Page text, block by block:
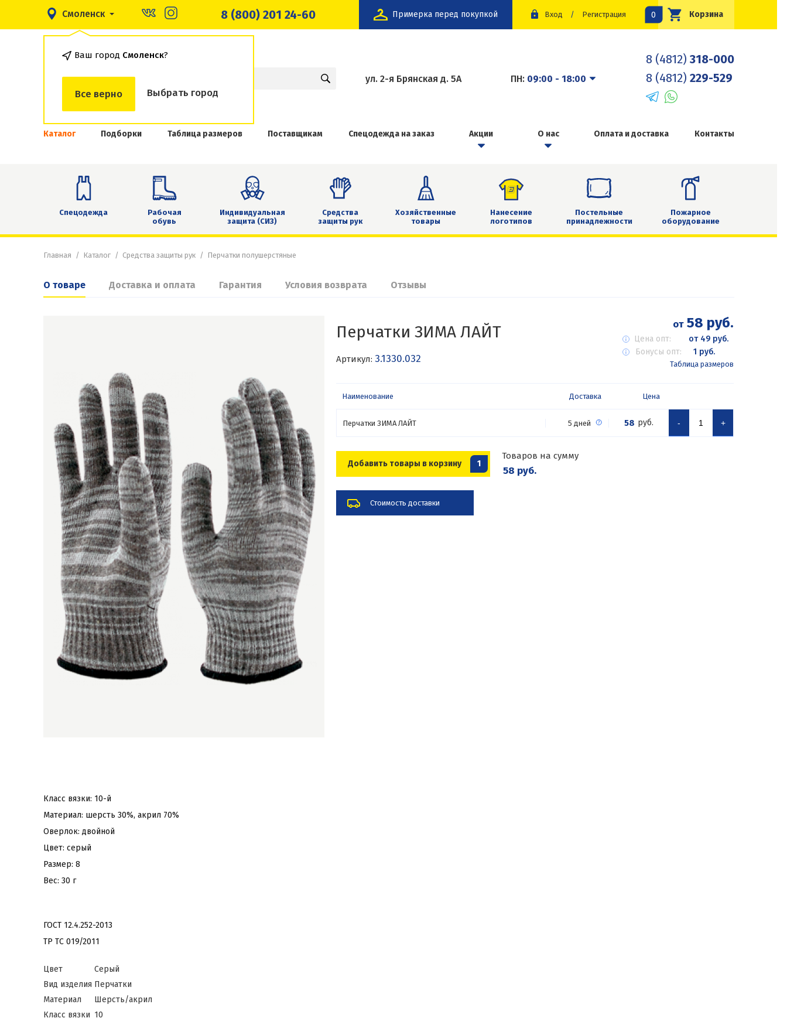
Смоленск
Ваш город Смоленск?
Все верно Выбрать город
8 (800) 201 24-60 Примерка перед покупкой Вход / Регистрация Корзина
0
ул. 2-я Брянская д. 5А ПН: 09:00 - 18:00
8 (4812) 318-000
8 (4812) 229-529
Каталог Подборки Таблица размеров Поставщикам Спецодежда на заказ Акции О нас Оплата и доставка Контакты
Спецодежда
Рабочая
обувь
Индивидуальная
защита (СИЗ)
Средства
защиты рук
Хозяйственные
товары
Нанесение
логотипов
Постельные
принадлежности
Пожарное
оборудование
Главная Каталог Средства защиты рук Перчатки полушерстяные
О товаре Доставка и оплата Гарантия Условия возврата Отзывы
Перчатки ЗИМА ЛАЙТ
Артикул: 3.1330.032
от58 руб.
Цена опт:
от 49 руб.
Бонусы опт:
1 руб.
Таблица размеров
Наименование Доставка Цена
Перчатки ЗИМА ЛАЙТ 5 дней 58 руб. - +
Добавить товары в корзину 1
Товаров на сумму
58 руб.
Стоимость доставки
Класс вязки: 10-й
Материал: шерсть 30%, акрил 70%
Оверлок: двойной
Цвет: серый
Размер: 8
Вес: 30 г
ГОСТ 12.4.252-2013
ТР ТС 019/2011
Цвет
Серый
Вид изделия Перчатки
Материал
Шерсть/акрил
Класс вязки 10